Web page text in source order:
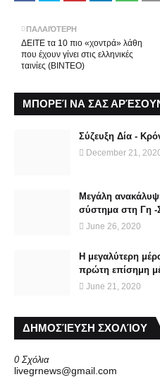
ΠΑΛΑΙΌΤΕΡΗ
ΔΕΙΤΕ τα 10 πιο «χοντρά» λάθη
που έχουν γίνει στις ελληνικές
ταινίες (ΒΙΝΤΕΟ)
ΜΠΟΡΕΊ ΝΑ ΣΑΣ
Σύζευξη Δία -
December 21,
Μεγάλη
σύστημα στη Γη -
June 26, 2020
Η μεγαλύτερη
πρώτη επίσημη
June 21, 2020
ΔΗΜΟΣΊΕΥΣΗ ΣΧΟΛΊΟΥ
0 Σχόλια
livegrnews@gmail.com